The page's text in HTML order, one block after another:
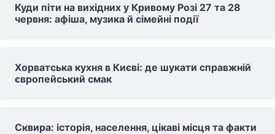
Куди піти на вихідних у Кривому Розі 27 та 28
червня: афіша, музика й сімейні події
Хорватська кухня в Києві: де шукати справжній
європейський смак
Сквира: історія, населення, цікаві місця та факти